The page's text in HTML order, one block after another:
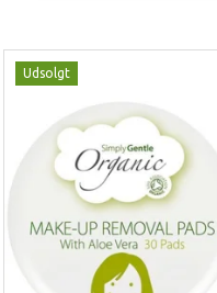
Udsolgt